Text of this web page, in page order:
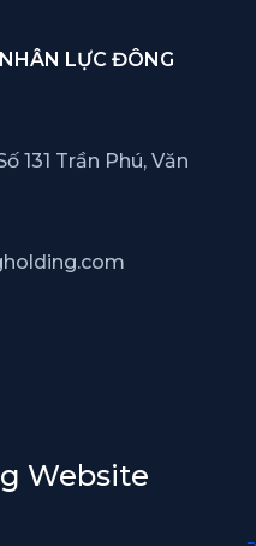
LỰC ĐÔNG
131 Trần Phú, Văn
Website